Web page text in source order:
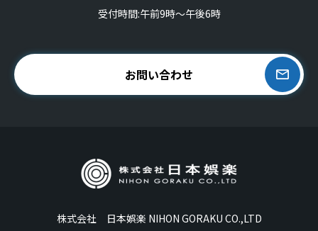
受付時間:午前9時〜午後6時
お問い合わせ
株式会社 日本娯楽 NIHON GORAKU CO.,LTD